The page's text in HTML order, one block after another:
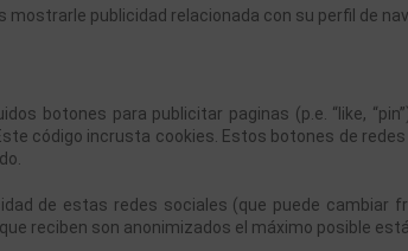
mostrarle publicidad relacionada con su perfil de
botones para publicitar paginas (p.e. “like,
código incrusta cookies. Estos botones de
de estas redes sociales (que puede
reciben son anonimizados el máximo posible